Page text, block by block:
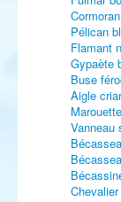
Pélican
Flamant
Gypaète
Buse
Aigle
Vanneau